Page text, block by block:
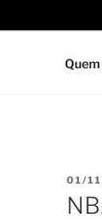
Quem
EM
01/